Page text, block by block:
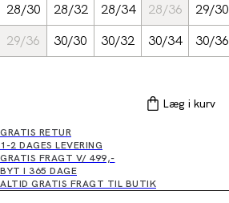
28/30 28/32 28/34 28/36 29/30
29/36
30/30 30/32 30/34 30/36
Læg i kurv
GRATIS RETUR
1-2 DAGES LEVERING
GRATIS FRAGT V/ 499,-
BYT I 365 DAGE
ALTID GRATIS FRAGT TIL BUTIK